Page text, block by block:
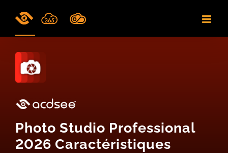
Photo Studio Professional
2026 Caractéristiques